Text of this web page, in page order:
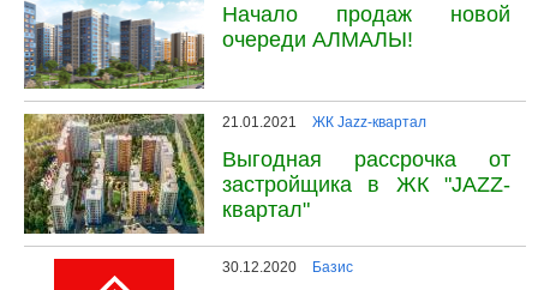
Начало продаж новой
очереди АЛМАЛЫ!
21.01.2021 ЖК Jazz-квартал
Выгодная рассрочка от
застройщика в ЖК "JAZZ-
квартал"
30.12.2020 Базис